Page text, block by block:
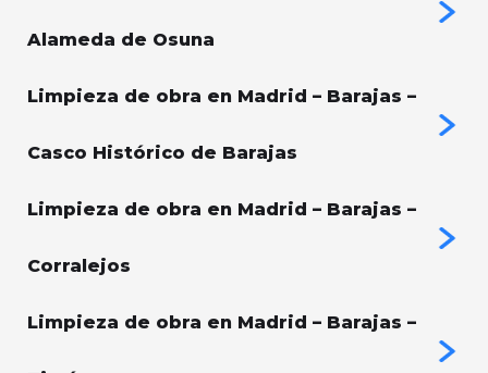
Alameda de Osuna
Limpieza de obra en Madrid – Barajas –
Casco Histórico de Barajas
Limpieza de obra en Madrid – Barajas –
Corralejos
Limpieza de obra en Madrid – Barajas –